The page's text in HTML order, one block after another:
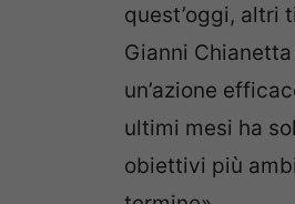
quest’oggi, altri
Gianni
un’azione
ultimi mesi ha
obiettivi più